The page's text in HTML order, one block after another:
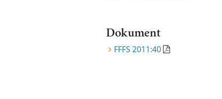
Dokument
FFFS 2011:40